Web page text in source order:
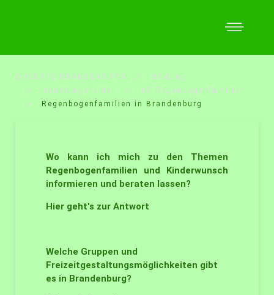
QUEERES BRANDENBURG
Bildung
Handlungsfelder
HF Regenbogenfamilien
Regenbogenfamilien in Brandenburg
Wo kann ich mich zu den Themen
Regenbogenfamilien und Kinderwunsch
informieren und beraten lassen?
Hier geht's zur Antwort
Welche Gruppen und
Freizeitgestaltungsmöglichkeiten gibt
es in Brandenburg?